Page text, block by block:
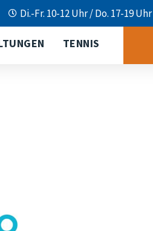
Di.-Fr. 10-12 Uhr / Do. 17-19 Uhr
TENNIS